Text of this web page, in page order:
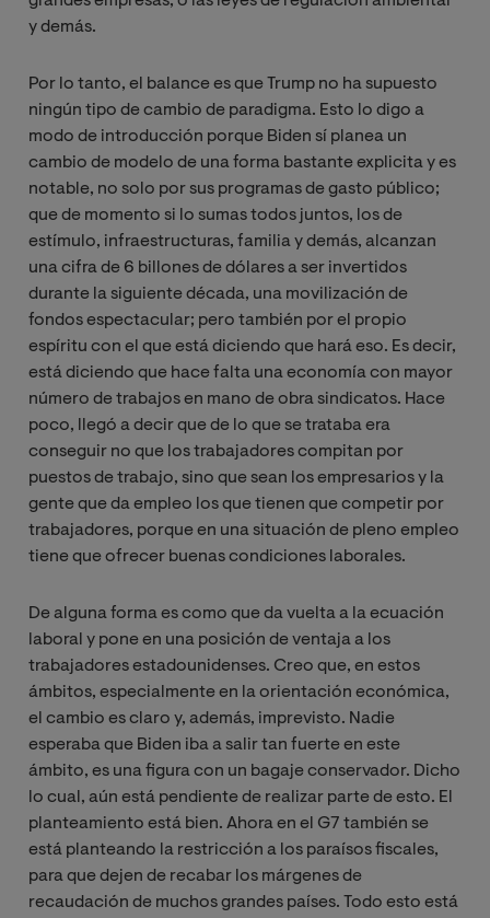
y demás.
Por lo tanto, el balance es que Trump no ha supuesto
ningún tipo de cambio de paradigma. Esto lo digo a
modo de introducción porque Biden sí planea un
cambio de modelo de una forma bastante explicita y es
notable, no solo por sus programas de gasto público;
que de momento si lo sumas todos juntos, los de
estímulo, infraestructuras, familia y demás, alcanzan
una cifra de 6 billones de dólares a ser invertidos
durante la siguiente década, una movilización de
fondos espectacular; pero también por el propio
espíritu con el que está diciendo que hará eso. Es decir,
está diciendo que hace falta una economía con mayor
número de trabajos en mano de obra sindicatos. Hace
poco, llegó a decir que de lo que se trataba era
conseguir no que los trabajadores compitan por
puestos de trabajo, sino que sean los empresarios y la
gente que da empleo los que tienen que competir por
trabajadores, porque en una situación de pleno empleo
tiene que ofrecer buenas condiciones laborales.
De alguna forma es como que da vuelta a la ecuación
laboral y pone en una posición de ventaja a los
trabajadores estadounidenses. Creo que, en estos
ámbitos, especialmente en la orientación económica,
el cambio es claro y, además, imprevisto. Nadie
esperaba que Biden iba a salir tan fuerte en este
ámbito, es una figura con un bagaje conservador. Dicho
lo cual, aún está pendiente de realizar parte de esto. El
planteamiento está bien. Ahora en el G7 también se
está planteando la restricción a los paraísos fiscales,
para que dejen de recabar los márgenes de
recaudación de muchos grandes países. Todo esto está